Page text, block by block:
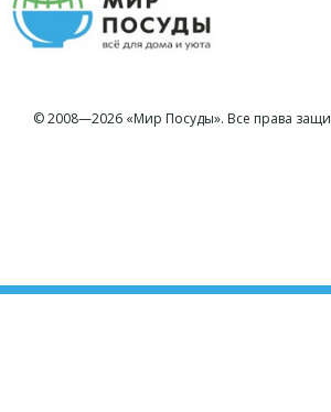
© 2008—2026 «Мир Посуды». Все права